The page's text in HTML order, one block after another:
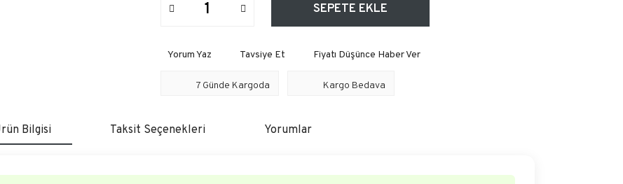
SEPETE EKLE
Yorum Yaz Tavsiye Et Fiyatı Düşünce Haber Ver
7 Günde Kargoda Kargo Bedava
Bilgisi Taksit Seçenekleri Yorumlar